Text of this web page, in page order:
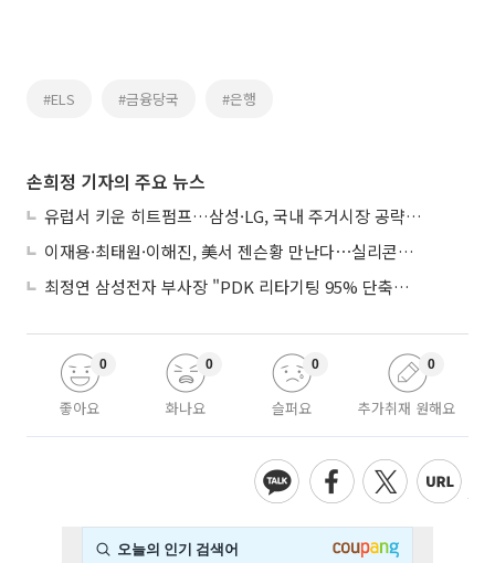
#ELS #금융당국 #은행
손희정 기자의 주요 뉴스
유럽서 키운 히트펌프…삼성·LG, 국내 주거시장 공략 ‘속도’
이재용·최태원·이해진, 美서 젠슨황 만난다⋯실리콘밸리 집결하는 AI리더
최정연 삼성전자 부사장 "PDK 리타기팅 95% 단축…에이전트 AI 시범 활용"
좋아요
0
화나요
0
슬퍼요
0
추가취재 원해요
0